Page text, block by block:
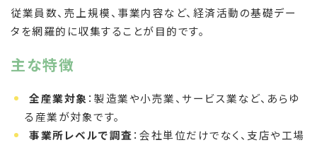
従業員数、売上規模、事業内容など、経済活動の基礎デー
タを網羅的に収集することが目的です。
主な特徴
全産業対象 ：製造業や小売業、サービス業など、あらゆ
る産業が対象です。
事業所レベルで調査：会社単位だけでなく、支店や工場